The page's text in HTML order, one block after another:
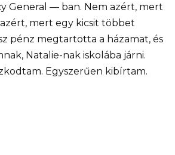
General — ban. Nem azért, mert
mert egy kicsit többet
pénz megtartotta a házamat, és
Natalie-nak iskolába járni.
Egyszerűen kibírtam.